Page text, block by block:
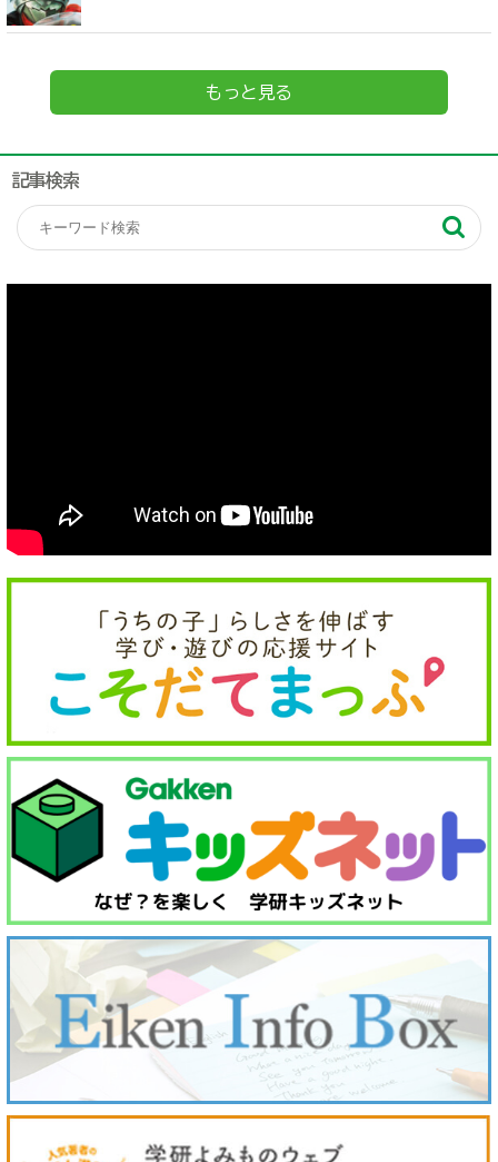
もっと見る
記事検索